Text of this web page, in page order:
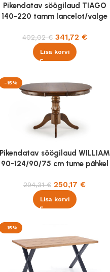
Pikendatav söögilaud TIAGO
140-220 tamm lancelot/valge
402,02€ 341,72 €
Lisa korvi
-15%
Pikendatav söögilaud WILLIAM
90-124/90/75 cm tume pähkel
294,31€ 250,17 €
Lisa korvi
-15%